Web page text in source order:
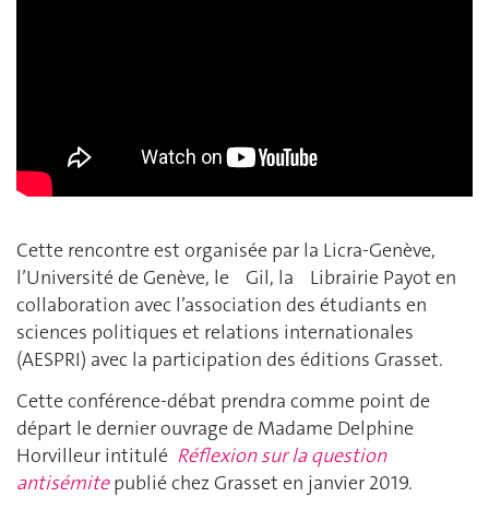
Cette rencontre est organisée par la Licra-Genève,
l’Université de Genève, le Gil, la Librairie Payot en
collaboration avec l’association des étudiants en
sciences politiques et relations internationales
(AESPRI) avec la participation des éditions Grasset.
Cette conférence-débat prendra comme point de
départ le dernier ouvrage de Madame Delphine
Horvilleur intitulé Réflexion sur la question
antisémitepublié chez Grasset en janvier 2019.